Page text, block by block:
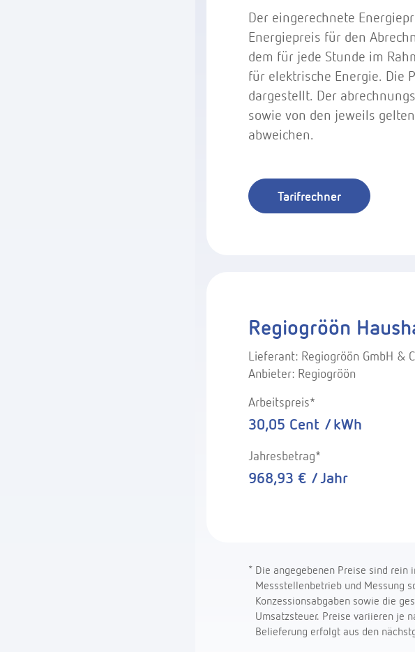
Der eingerechnete
Energiepreis für den
dem für jede Stunde im
für elektrische Energie. Die
dargestellt. Der
sowie von den jeweils
abweichen.
Tarifrechner
Regiogröön
Lieferant: Regiogröön GmbH &
Anbieter: Regiogröön
Arbeitspreis*
30,05 Cent / kWh
Jahresbetrag*
968,93 € / Jahr
* Die angegebenen Preise sind
Messstellenbetrieb und Messung
Konzessionsabgaben sowie die
Umsatzsteuer. Preise variieren je
Belieferung erfolgt aus den